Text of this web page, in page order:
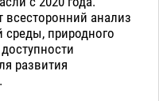
всесторонний анализ
среды, природного
развития